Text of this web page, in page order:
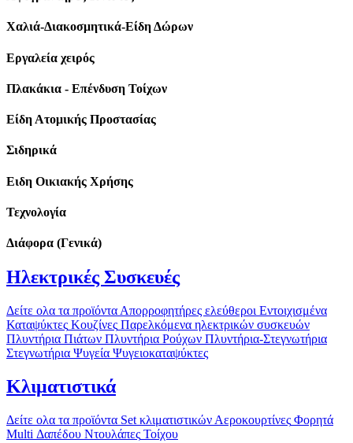
Χαλιά-Διακοσμητικά-Είδη Δώρων
Εργαλεία χειρός
Πλακάκια - Επένδυση Τοίχων
Είδη Ατομικής Προστασίας
Σιδηρικά
Ειδη Οικιακής Χρήσης
Τεχνολογία
Διάφορα (Γενικά)
Ηλεκτρικές Συσκευές
Δείτε ολα τα προϊόντα Απορροφητήρες ελεύθεροι Εντοιχισμένα
Καταψύκτες Κουζίνες Παρελκόμενα ηλεκτρικών συσκευών
Πλυντήρια Πιάτων Πλυντήρια Ρούχων Πλυντήρια-Στεγνωτήρια
Στεγνωτήρια Ψυγεία Ψυγειοκαταψύκτες
Κλιματιστικά
Δείτε ολα τα προϊόντα Set κλιματιστικών Αεροκουρτίνες Φορητά
Multi Δαπέδου Ντουλάπες Τοίχου